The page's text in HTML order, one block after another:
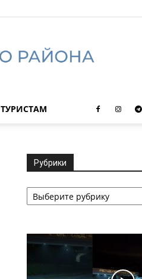
ТУРИСТАМ
Рубрики
Рубрики